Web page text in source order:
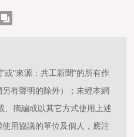
或“來源：共工新聞”的所有作
有聲明的除外）；未經本網
、摘編或以其它方式使用上述
用協議的單位及個人，應注